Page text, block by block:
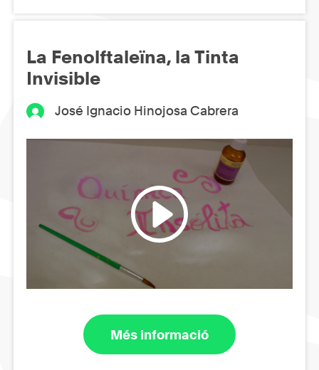
La Fenolftaleïna, la Tinta
Invisible
José Ignacio Hinojosa Cabrera
Més informació